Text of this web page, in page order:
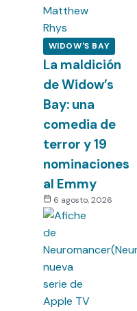
WIDOW'S BAY
La maldición
de Widow’s
Bay: una
comedia de
terror y 19
nominaciones
al Emmy
6 agosto, 2026